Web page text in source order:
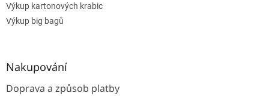
Výkup kartonových krabic
Výkup big bagů
Nakupování
Doprava a způsob platby